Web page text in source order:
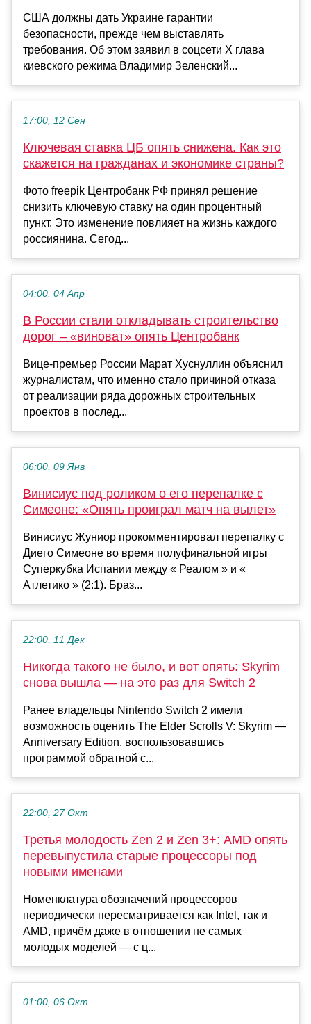
США должны дать Украине гарантии
безопасности, прежде чем выставлять
требования. Об этом заявил в соцсети Х глава
киевского режима Владимир Зеленский...
17:00, 12 Сен
Ключевая ставка ЦБ опять снижена. Как это
скажется на гражданах и экономике страны?
Фото freepik Центробанк РФ принял решение
снизить ключевую ставку на один процентный
пункт. Это изменение повлияет на жизнь каждого
россиянина. Сегод...
04:00, 04 Апр
В России стали откладывать строительство
дорог – «виноват» опять Центробанк
Вице-премьер России Марат Хуснуллин объяснил
журналистам, что именно стало причиной отказа
от реализации ряда дорожных строительных
проектов в послед...
06:00, 09 Янв
Винисиус под роликом о его перепалке с
Симеоне: «Опять проиграл матч на вылет»
Винисиус Жуниор прокомментировал перепалку с
Диего Симеоне во время полуфинальной игры
Суперкубка Испании между « Реалом » и «
Атлетико » (2:1). Браз...
22:00, 11 Дек
Никогда такого не было, и вот опять: Skyrim
снова вышла — на это раз для Switch 2
Ранее владельцы Nintendo Switch 2 имели
возможность оценить The Elder Scrolls V: Skyrim —
Anniversary Edition, воспользовавшись
программой обратной с...
22:00, 27 Окт
Третья молодость Zen 2 и Zen 3+: AMD опять
перевыпустила старые процессоры под
новыми именами
Номенклатура обозначений процессоров
периодически пересматривается как Intel, так и
AMD, причём даже в отношении не самых
молодых моделей — с ц...
01:00, 06 Окт